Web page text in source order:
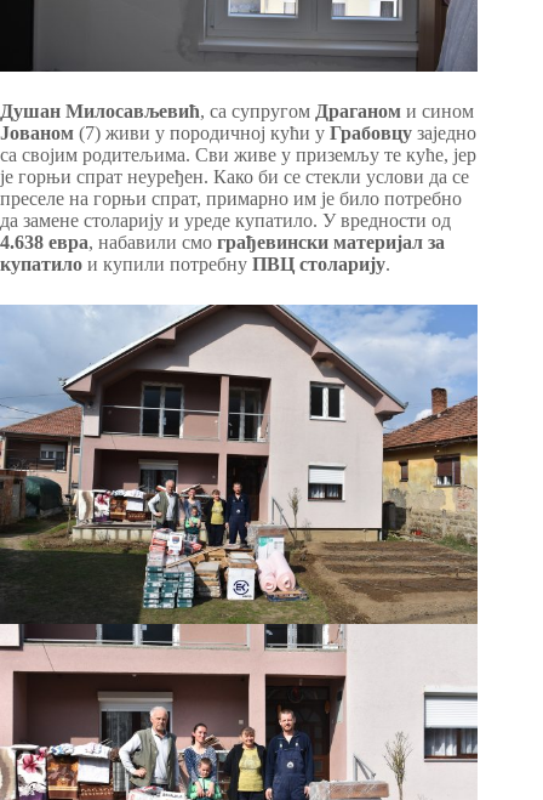
Душан Милосављевић, са супругом Драганом и сином
Јованом (7) живи у породичној кући у Грабовцу заједно
са својим родитељима. Сви живе у приземљу те куће, јер
је горњи спрат неуређен. Како би се стекли услови да се
преселе на горњи спрат, примарно им је било потребно
да замене столарију и уреде купатило. У вредности од
4.638 евра, набавили смо грађевински материјал за
купатило и купили потребну ПВЦ столарију.